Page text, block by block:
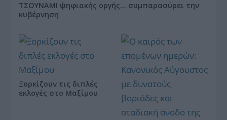
ΤΣΟΥΝΑΜΙ ψηφιακής οργής… συμπαρασύρει την
κυβέρνηση
Ξορκίζουν τις διπλές
εκλογές στο Μαξίμου